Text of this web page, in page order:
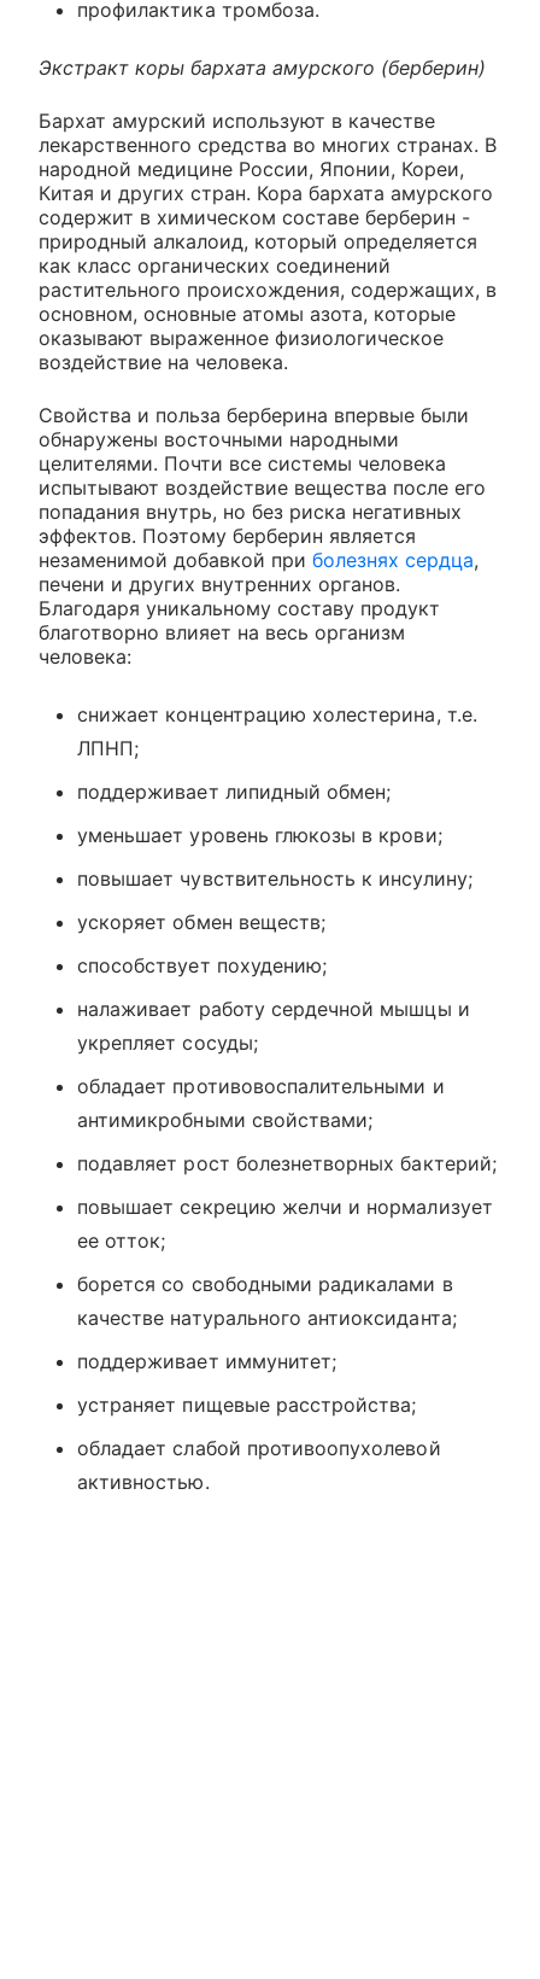
профилактика тромбоза.
Экстракт коры бархата амурского (берберин)
Бархат амурский используют в качестве
лекарственного средства во многих странах. В
народной медицине России, Японии, Кореи,
Китая и других стран. Кора бархата амурского
содержит в химическом составе берберин -
природный алкалоид, который определяется
как класс органических соединений
растительного происхождения, содержащих, в
основном, основные атомы азота, которые
оказывают выраженное физиологическое
воздействие на человека.
Свойства и польза берберина впервые были
обнаружены восточными народными
целителями. Почти все системы человека
испытывают воздействие вещества после его
попадания внутрь, но без риска негативных
эффектов. Поэтому берберин является
незаменимой добавкой при болезнях сердца,
печени и других внутренних органов.
Благодаря уникальному составу продукт
благотворно влияет на весь организм
человека:
снижает концентрацию холестерина, т.е.
ЛПНП;
поддерживает липидный обмен;
уменьшает уровень глюкозы в крови;
повышает чувствительность к инсулину;
ускоряет обмен веществ;
способствует похудению;
налаживает работу сердечной мышцы и
укрепляет сосуды;
обладает противовоспалительными и
антимикробными свойствами;
подавляет рост болезнетворных бактерий;
повышает секрецию желчи и нормализует
ее отток;
борется со свободными радикалами в
качестве натурального антиоксиданта;
поддерживает иммунитет;
устраняет пищевые расстройства;
обладает слабой противоопухолевой
активностью.